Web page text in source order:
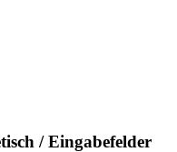
/ Eingabefelder